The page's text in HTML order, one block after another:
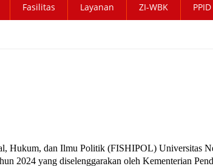
Fasilitas Layanan ZI-WBK PPID
Hukum, dan Ilmu Politik (FISHIPOL) Universitas
2024 yang diselenggarakan oleh Kementerian